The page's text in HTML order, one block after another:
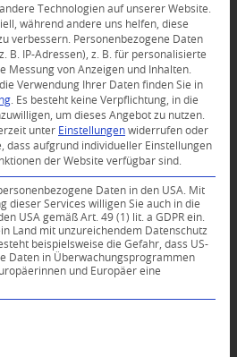
0
KOMMENTARE
Kommentar!
Name*
Technologien auf unserer Website.
während andere uns helfen, diese
verbessern.
Personenbezogene Daten
B. IP-Adressen), z. B. für personalisierte
Messung von Anzeigen und Inhalten.
Verwendung Ihrer Daten finden Sie in
Es besteht keine Verpflichtung, in die
um dieses Angebot zu nutzen.
unter Einstellungen widerrufen oder
dass aufgrund individueller Einstellungen
der Website verfügbar sind.
Daten in den USA. Mit
dieser Services willigen Sie auch in die
USA gemäß Art. 49 (1) lit. a GDPR ein.
Land mit unzureichendem Datenschutz
beispielsweise die Gefahr, dass US-
Daten in Überwachungsprogrammen
und Europäer eine
Service-Gruppen, für die